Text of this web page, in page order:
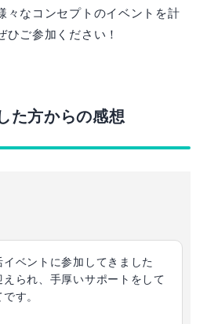
々なコンセプトのイベントを計
ご参加ください！
た方からの感想
ベントに参加してきました
られ、手厚いサポートをして
す。